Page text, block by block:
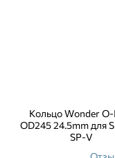
Кольцо Wonder
OD245 24.5mm для
SP-V